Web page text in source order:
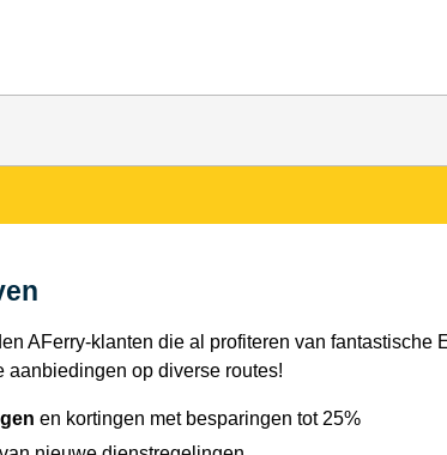
AFerry-klanten die al profiteren van fantastische
op diverse routes!
en kortingen met besparingen tot 25%